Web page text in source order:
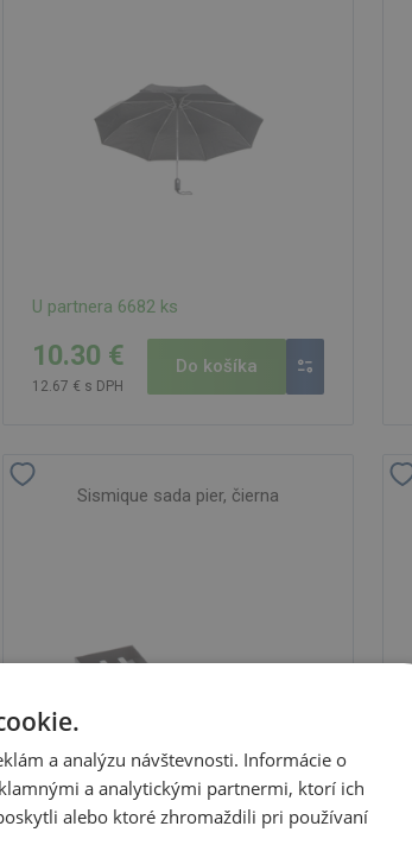
U partnera 6682 ks
10.30 €
12.67 € s DPH
Do košíka
Sismique sada pier, čierna
a analýzu návštevnosti. Informácie o
a analytickými partnermi, ktorí ich
alebo ktoré zhromaždili pri používaní